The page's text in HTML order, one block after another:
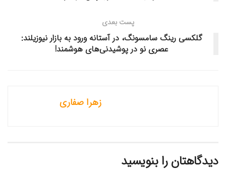
پست بعدی
گلکسی رینگ سامسونگ، در آستانه ورود به بازار نیوزیلند:
عصری نو در پوشیدنی‌های هوشمند!
زهرا صفاری
دیدگاهتان را بنویسید